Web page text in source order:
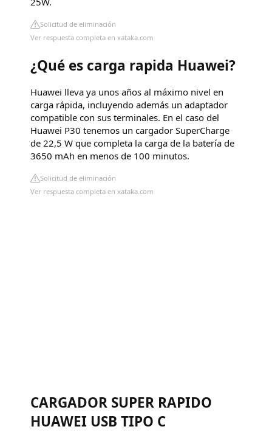
Solicitud de eliminación
Ver respuesta completa en xataka.com
¿Qué es carga rapida Huawei?
Huawei lleva ya unos años al máximo nivel en
carga rápida, incluyendo además un adaptador
compatible con sus terminales. En el caso del
Huawei P30 tenemos un cargador SuperCharge
de 22,5 W que completa la carga de la batería de
3650 mAh en menos de 100 minutos.
Solicitud de eliminación
Ver respuesta completa en xataka.com
CARGADOR SUPER RAPIDO
HUAWEI USB TIPO C